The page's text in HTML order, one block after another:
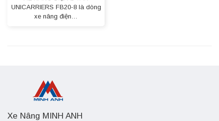
UNICARRIERS FB20-8 là dòng
xe nâng điện…
Xe Nâng MINH ANH